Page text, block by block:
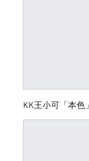
KK王小可「本色」